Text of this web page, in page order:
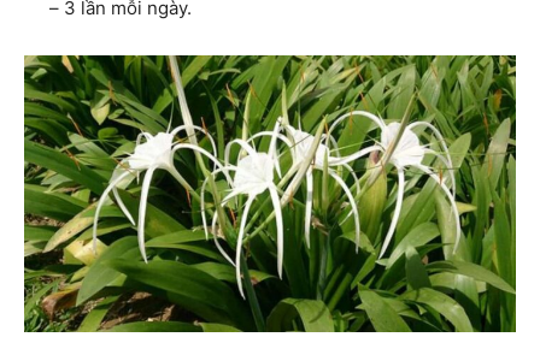
– 3 lần mỗi ngày.